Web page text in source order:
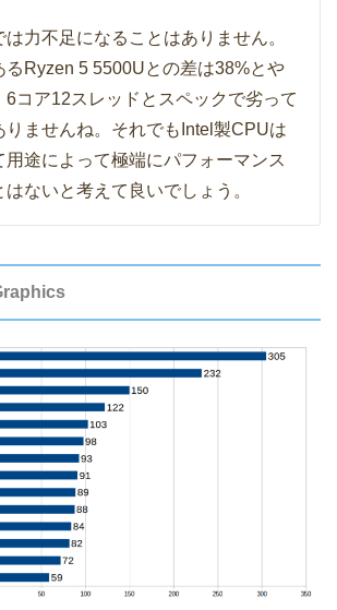
力不足になることはありません。
るRyzen 5 5500Uとの差は38%とや
6コア12スレッドとスペックで劣って
りませんね。それでもIntel製CPUは
用途によって極端にパフォーマンス
ないと考えて良いでしょう。